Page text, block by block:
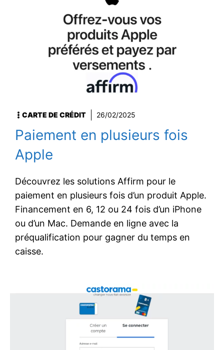
CARTE DE CRÉDIT 26/02/2025
Paiement en plusieurs fois
Apple
Découvrez les solutions Affirm pour le
paiement en plusieurs fois d’un produit Apple.
Financement en 6, 12 ou 24 fois d’un iPhone
ou d’un Mac. Demande en ligne avec la
préqualification pour gagner du temps en
caisse.